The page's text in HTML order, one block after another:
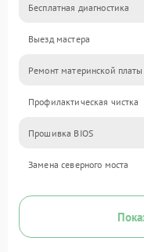
Бесплатная диагностика
Выезд мастера
Ремонт материнской платы
Профилактическая чистка
Прошивка BIOS
Замена северного моста